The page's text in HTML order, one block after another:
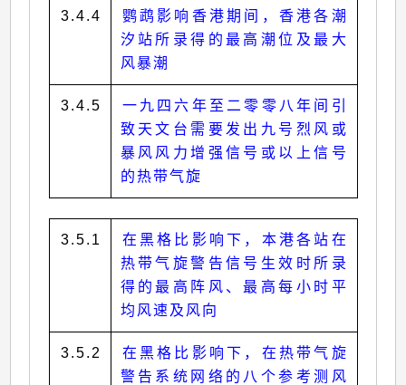
3.4.4
鹦鹉影响香港期间，香港各潮
汐站所录得的最高潮位及最大
风暴潮
3.4.5
一九四六年至二零零八年间引
致天文台需要发出九号烈风或
暴风风力增强信号或以上信号
的热带气旋
3.5.1
在黑格比影响下，本港各站在
热带气旋警告信号生效时所录
得的最高阵风、最高每小时平
均风速及风向
3.5.2
在黑格比影响下，在热带气旋
警告系统网络的八个参考测风